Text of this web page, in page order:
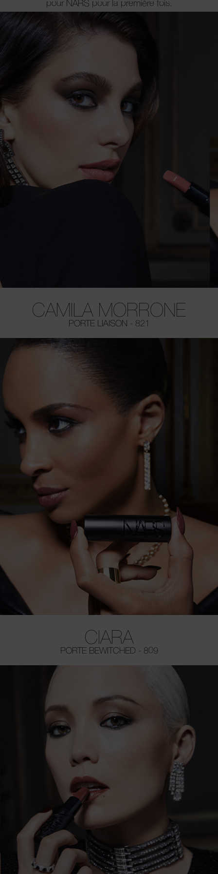
pour NARS pour la première fois.
CAMILA MORRONE
PORTE LIAISON - 821
CIARA
PORTE BEWITCHED - 809